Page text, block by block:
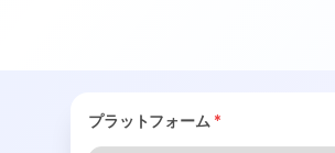
プラットフォーム *